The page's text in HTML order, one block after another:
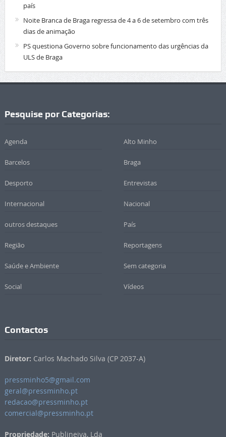
país
Noite Branca de Braga regressa de 4 a 6 de setembro com três
dias de animação
PS questiona Governo sobre funcionamento das urgências da
ULS de Braga
Pesquise por Categorias:
Agenda Alto Minho
Barcelos Braga
Desporto Entrevistas
Internacional Nacional
outros destaques País
Região Reportagens
Saúde e Ambiente Sem categoria
Social Vídeos
Contactos
Diretor: Carlos Machado Silva (CP 2037-A)
pressminho5@gmail.com
geral@pressminho.pt
redacao@pressminho.pt
comercial@pressminho.pt
Propriedade: Publineiva, Lda